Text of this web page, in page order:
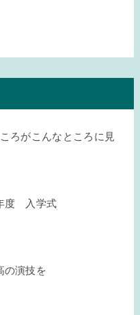
ろがこんなところに見
度 入学式
の演技を